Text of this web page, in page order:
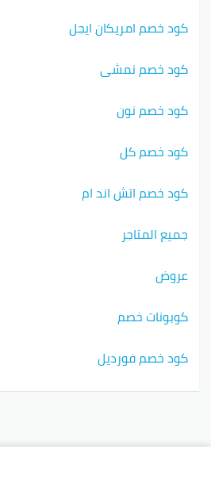
كود خصم امريكان ايجل
كود خصم نمشي
كود خصم نون
كود خصم كل
كود خصم اتش اند ام
جميع المتاجر
عروض
كوبونات خصم
كود خصم فورديل